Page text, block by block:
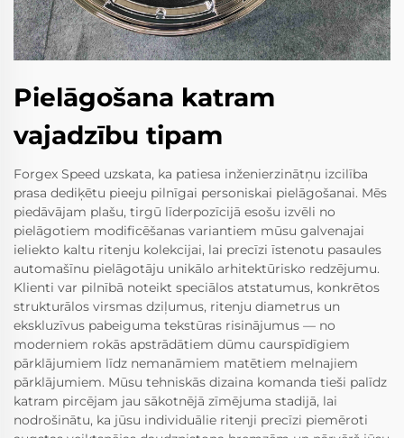
Pielāgošana katram
vajadzību tipam
Forgex Speed uzskata, ka patiesa inženierzinātņu izcilība
prasa dediķētu pieeju pilnīgai personiskai pielāgošanai. Mēs
piedāvājam plašu, tirgū līderpozīcijā esošu izvēli no
pielāgotiem modificēšanas variantiem mūsu galvenajai
ieliekto kaltu ritenju kolekcijai, lai precīzi īstenotu pasaules
automašīnu pielāgotāju unikālo arhitektūrisko redzējumu.
Klienti var pilnībā noteikt speciālos atstatumus, konkrētos
strukturālos virsmas dziļumus, ritenju diametrus un
ekskluzīvus pabeiguma tekstūras risinājumus — no
moderniem rokās apstrādātiem dūmu caurspīdīgiem
pārklājumiem līdz nemanāmiem matētiem melnajiem
pārklājumiem. Mūsu tehniskās dizaina komanda tieši palīdz
katram pircējam jau sākotnējā zīmējuma stadijā, lai
nodrošinātu, ka jūsu individuālie ritenji precīzi piemēroti